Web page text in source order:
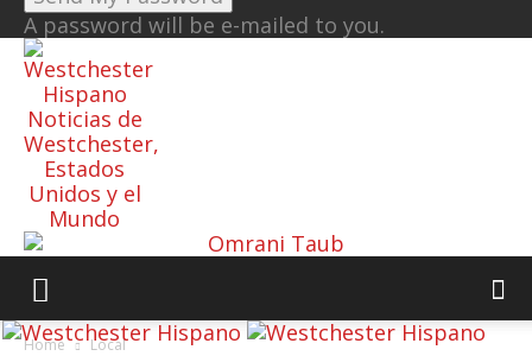
A password will be e-mailed to you.
Noticias de
Westchester,
Estados
Unidos y el
Mundo
Home Local